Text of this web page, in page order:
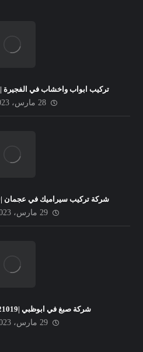
تركيب ابواب واخشاب في الفجيرة |0564421019| منجرة خشب
28 مارس، 2023
شركة تركيب سيراميك في عجمان |0564421019| الدرع الذهبي
29 مارس، 2023
شركة صبغ في ابوظبي |0564421019| الدرع الذهبي
29 مارس، 2023